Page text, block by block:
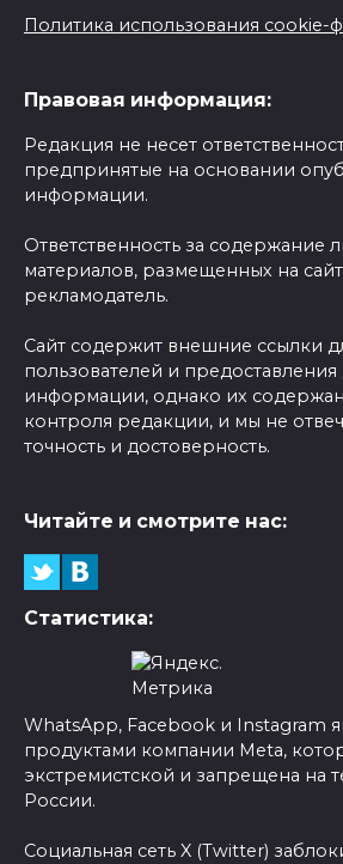
Политика использования cookie-
Правовая информация:
Редакция не несет
предпринятые на основании
информации.
Ответственность за содержание
материалов, размещенных на
рекламодатель.
Сайт содержит внешние ссылки
пользователей и
информации, однако их
контроля редакции, и мы не
точность и достоверность.
Читайте и смотрите нас:
Статистика:
WhatsApp, Facebook и Instagram
продуктами компании Meta,
экстремистской и запрещена на
России.
Социальная сеть X (Twitter)